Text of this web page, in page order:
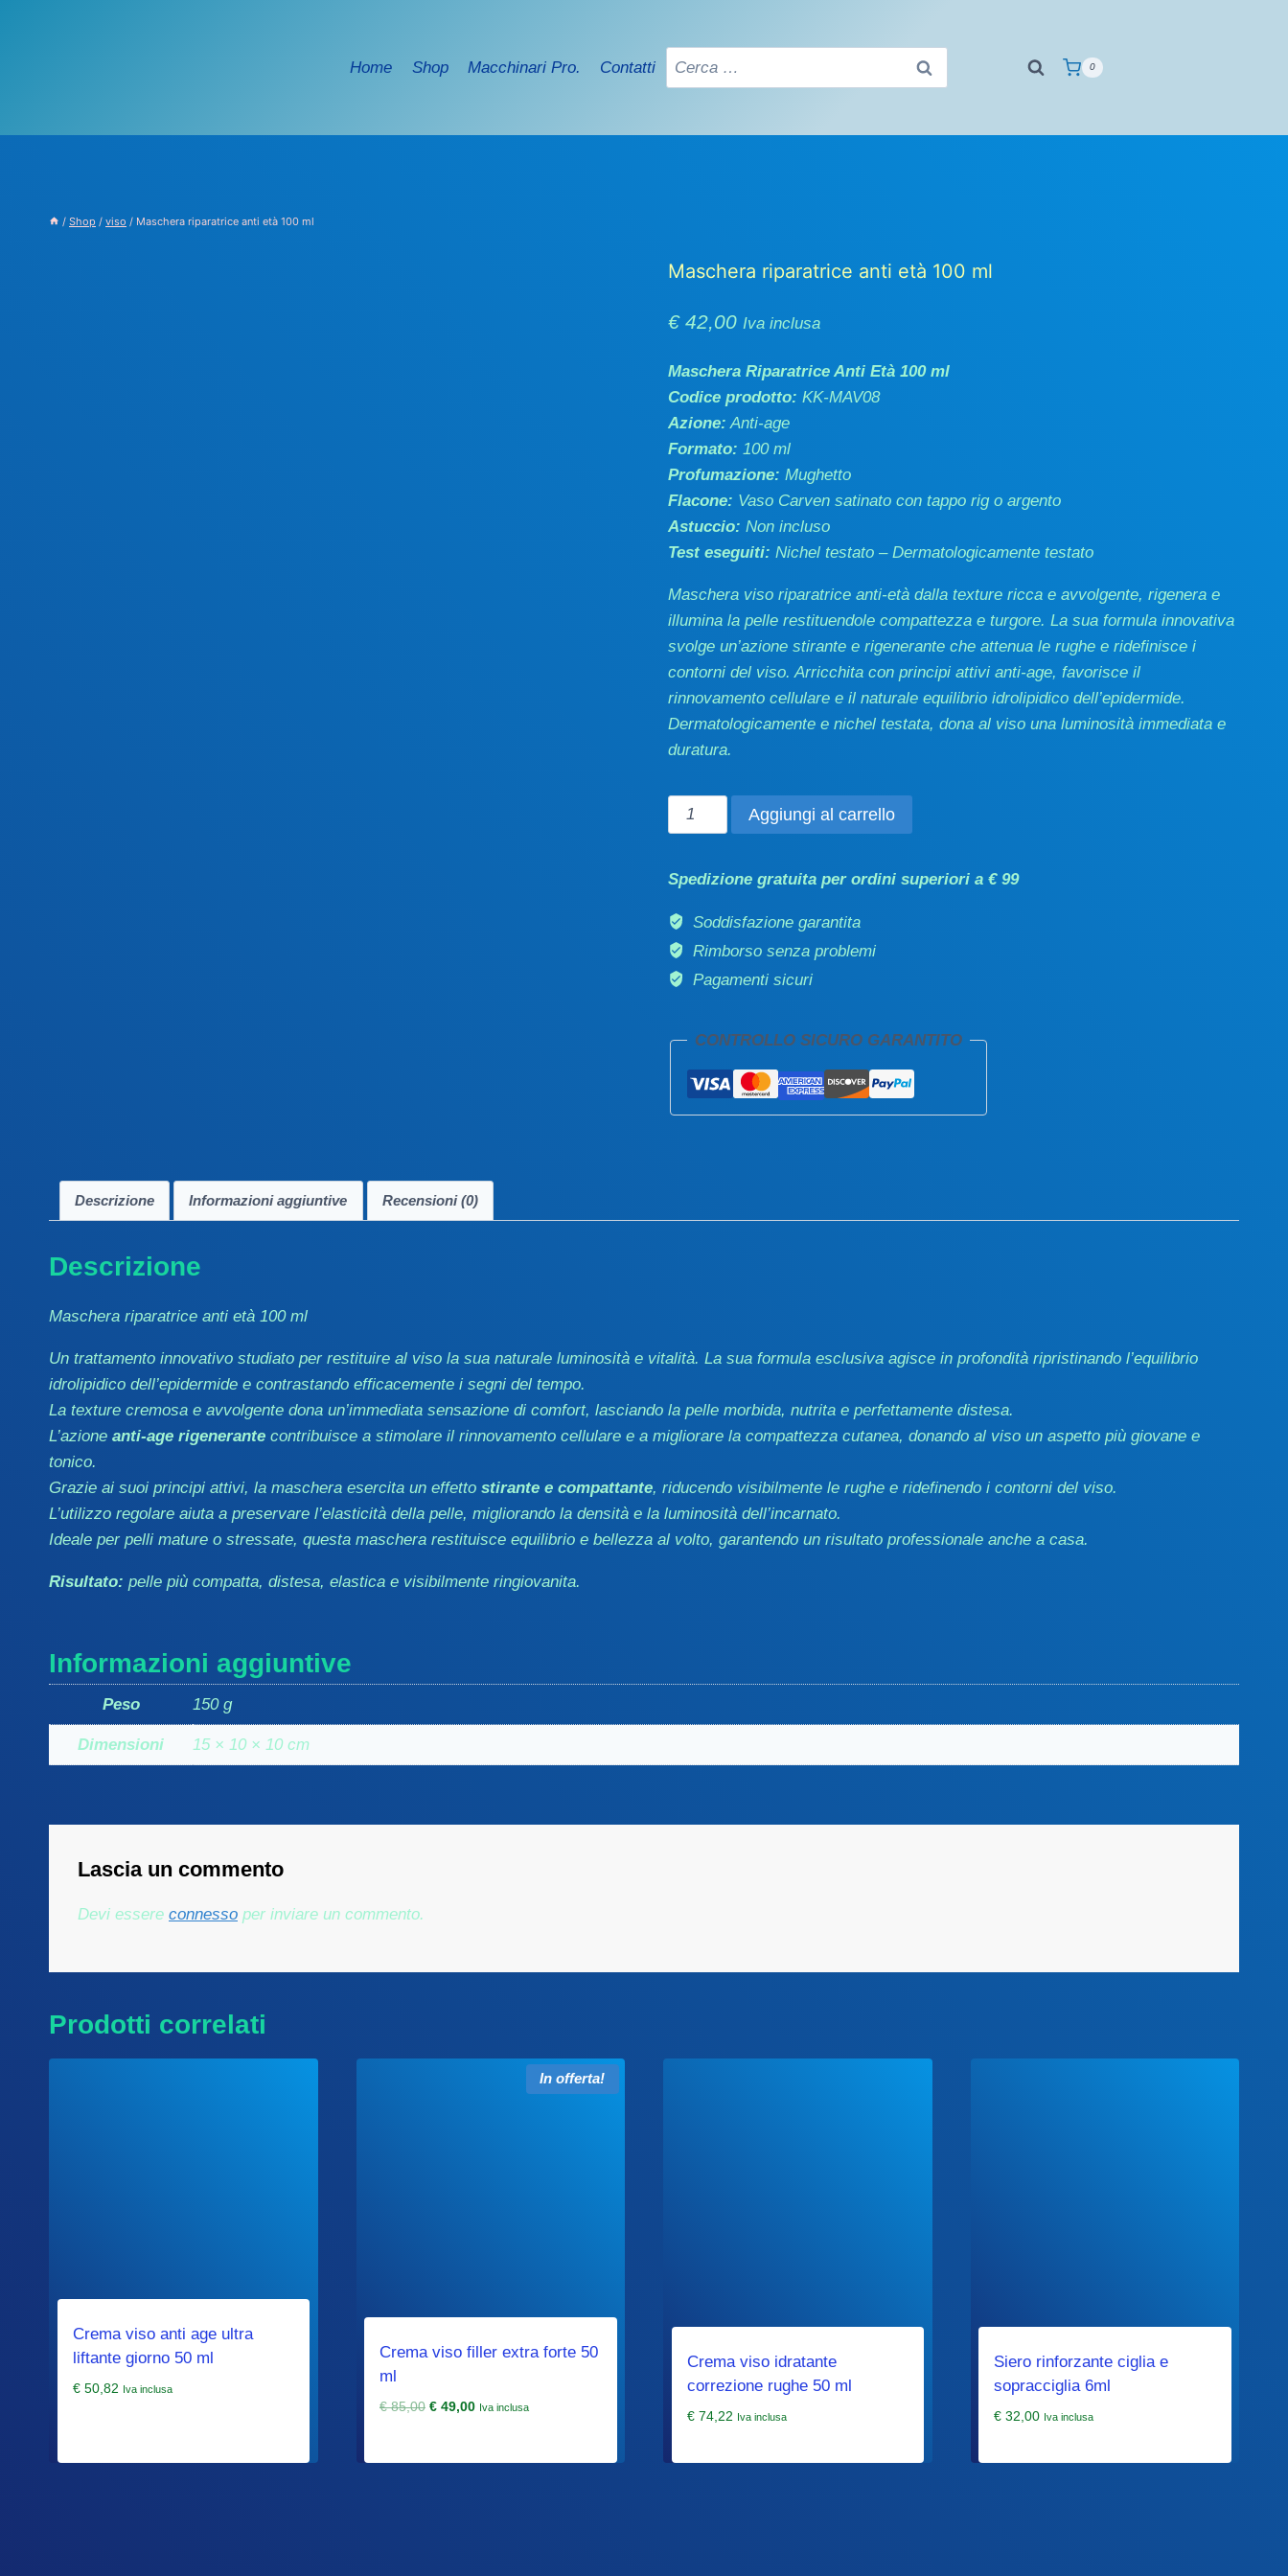
Home Shop Macchinari Pro. Contatti
Ricerca
per:
0
/ Shop / viso / Maschera riparatrice anti età 100 ml
Maschera riparatrice anti età 100 ml
€42,00 Iva inclusa
Maschera Riparatrice Anti Età 100 ml
Codice prodotto: KK-MAV08
Azione: Anti-age
Formato: 100 ml
Profumazione: Mughetto
Flacone: Vaso Carven satinato con tappo rig o argento
Astuccio: Non incluso
Test eseguiti: Nichel testato – Dermatologicamente testato
Maschera viso riparatrice anti-età dalla texture ricca e avvolgente, rigenera e
illumina la pelle restituendole compattezza e turgore. La sua formula innovativa
svolge un’azione stirante e rigenerante che attenua le rughe e ridefinisce i
contorni del viso. Arricchita con principi attivi anti-age, favorisce il
rinnovamento cellulare e il naturale equilibrio idrolipidico dell’epidermide.
Dermatologicamente e nichel testata, dona al viso una luminosità immediata e
duratura.
Maschera
riparatrice
età
100
quantità
Aggiungi al carrello
Spedizione gratuita per ordini superiori a € 99
Soddisfazione garantita
Rimborso senza problemi
Pagamenti sicuri
CONTROLLO SICURO GARANTITO
Descrizione Informazioni aggiuntive Recensioni (0)
Descrizione
Maschera riparatrice anti età 100 ml
Un trattamento innovativo studiato per restituire al viso la sua naturale luminosità e vitalità. La sua formula esclusiva agisce in profondità ripristinando l’equilibrio
idrolipidico dell’epidermide e contrastando efficacemente i segni del tempo.
La texture cremosa e avvolgente dona un’immediata sensazione di comfort, lasciando la pelle morbida, nutrita e perfettamente distesa.
L’azione anti-age rigenerante contribuisce a stimolare il rinnovamento cellulare e a migliorare la compattezza cutanea, donando al viso un aspetto più giovane e
tonico.
Grazie ai suoi principi attivi, la maschera esercita un effetto stirante e compattante, riducendo visibilmente le rughe e ridefinendo i contorni del viso.
L’utilizzo regolare aiuta a preservare l’elasticità della pelle, migliorando la densità e la luminosità dell’incarnato.
Ideale per pelli mature o stressate, questa maschera restituisce equilibrio e bellezza al volto, garantendo un risultato professionale anche a casa.
Risultato: pelle più compatta, distesa, elastica e visibilmente ringiovanita.
Informazioni aggiuntive
Peso 150 g
Dimensioni 15 × 10 × 10 cm
Lascia un commento
Devi essere connesso per inviare un commento.
Prodotti correlati
Crema viso anti age ultra
liftante giorno 50 ml
€50,82 Iva inclusa
In offerta!
Crema viso filler extra forte 50
ml
€85,00 Il
era:
€ 49,00Il
è:
Iva inclusa
Crema viso idratante
correzione rughe 50 ml
€74,22 Iva inclusa
Siero rinforzante ciglia e
sopracciglia 6ml
€ 32,00 Iva inclusa